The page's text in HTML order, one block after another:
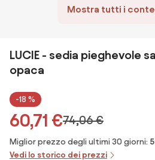
Mostra tutti i
LUCIE - sedia pieghevole
opaca
-18 %
60,71 €74,06 €
Miglior prezzo degli ultimi 30 giorni:
Vedi lo storico dei prezzi